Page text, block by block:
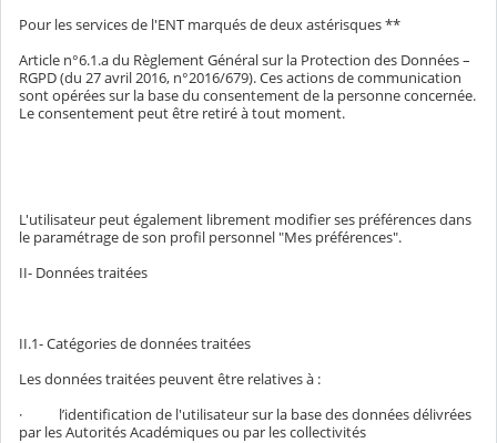
Pour les services de l'ENT marqués de deux astérisques **
Article n°6.1.a du Règlement Général sur la Protection des Données –
RGPD (du 27 avril 2016, n°2016/679). Ces actions de communication
sont opérées sur la base du consentement de la personne concernée.
Le consentement peut être retiré à tout moment.
L'utilisateur peut également librement modifier ses préférences dans
le paramétrage de son profil personnel "Mes préférences".
II- Données traitées
II.1- Catégories de données traitées
Les données traitées peuvent être relatives à :
· l’identification de l'utilisateur sur la base des données délivrées
par les Autorités Académiques ou par les collectivités